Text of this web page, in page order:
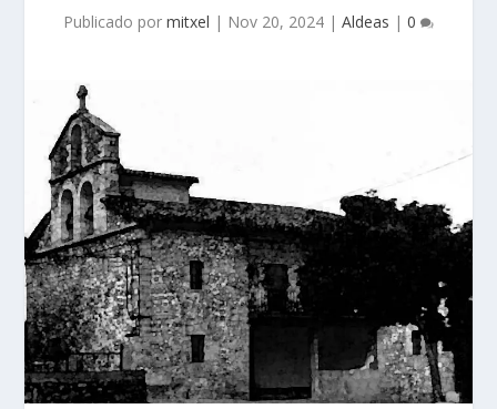
Publicado por mitxel | Nov 20, 2024 | Aldeas | 0